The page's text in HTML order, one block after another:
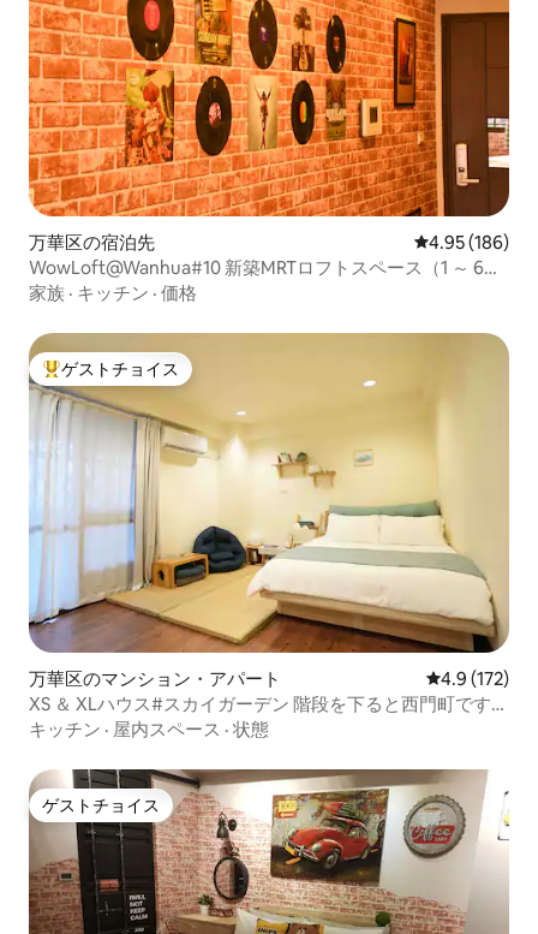
万華区の宿泊先 レビュー186
4.95 (186)
WowLoft@Wanhua#10 新築MRTロフトスペース（1 ～ 6
名）
家族 · キッチン · 価格
大好評のゲストチョイスです。
ゲストチョイス
万華区のマンション・アパート レビュー172
4.9 (172)
XS ＆ XLハウス#スカイガーデン 階段を下ると西門町です
^^
キッチン · 屋内スペース · 状態
ゲストチョイス
ゲストチョイス